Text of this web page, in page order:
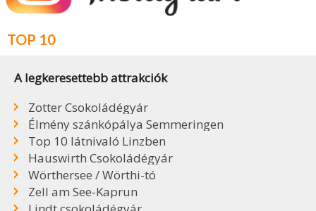
TOP 10
A legkeresettebb attrakciók
Zotter Csokoládégyár
Élmény szánkópálya Semmeringen
Top 10 látnivaló Linzben
Hauswirth Csokoládégyár
Wörthersee / Wörthi-tó
Zell am See-Kaprun